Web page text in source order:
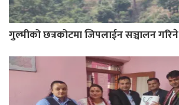
गुल्मीको छत्रकोटमा जिपलाईन सञ्चालन गरिने